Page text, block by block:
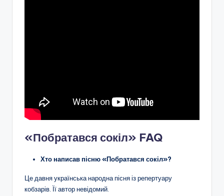
«Побратався сокіл» FAQ
Хто написав пісню «Побратався сокіл»?
Це давня українська народна пісня із репертуару
кобзарів. Її автор невідомий.